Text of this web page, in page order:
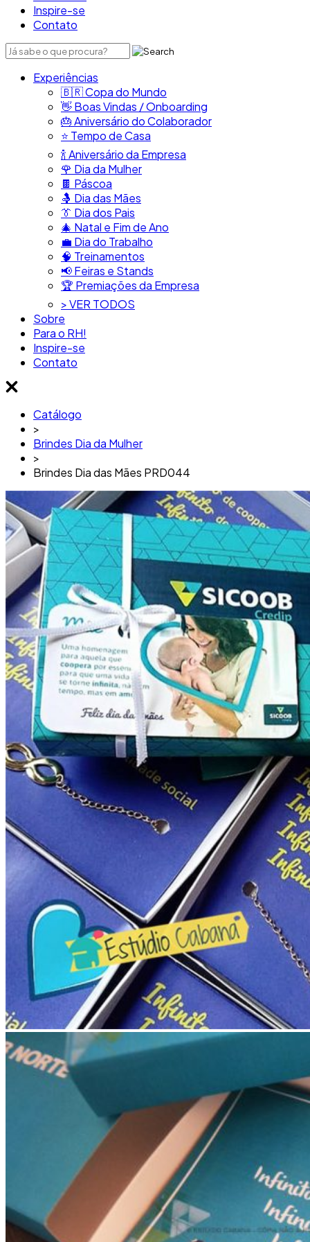
Inspire-se
Contato
Experiências
🇧🇷​ Copa do Mundo
👋​ Boas Vindas / Onboarding
🎂​ Aniversário do Colaborador
⭐​ Tempo de Casa
​🍾​ Aniversário da Empresa
🌹 Dia da Mulher
🍫​ Páscoa
🤱 Dia das Mães
👔​ Dia dos Pais
🎄 Natal e Fim de Ano
💼​ Dia do Trabalho
🧠​ Treinamentos
📢​ Feiras e Stands
🏆 Premiações da Empresa
> VER TODOS
Sobre
Para o RH!
Inspire-se
Contato
Catálogo
>
Brindes Dia da Mulher
>
Brindes Dia das Mães PRD044